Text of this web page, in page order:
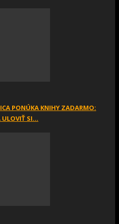
PONÚKA KNIHY ZADARMO:
ULOVIŤ SI…